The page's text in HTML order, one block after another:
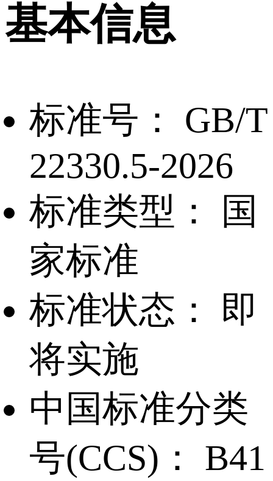
基本信息
标准号：
GB/T
22330.5-2026
标准类型：
国
家标准
标准状态：
即
将实施
中国标准分类
号(CCS)：
B41